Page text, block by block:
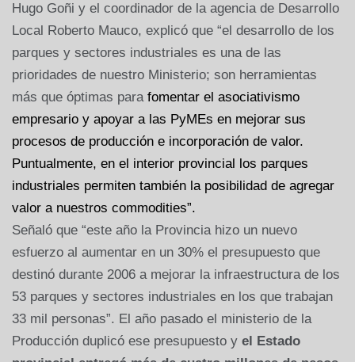
Hugo Goñi y el coordinador de la agencia de Desarrollo
Local Roberto Mauco, explicó que “el desarrollo de los
parques y sectores industriales es una de las
prioridades de nuestro Ministerio; son herramientas
más que óptimas para fomentar el asociativismo
empresario y apoyar a las PyMEs en mejorar sus
procesos de producción e incorporación de valor.
Puntualmente, en el interior provincial los parques
industriales permiten también la posibilidad de agregar
valor a nuestros commodities”.
Señaló que “este año la Provincia hizo un nuevo
esfuerzo al aumentar en un 30% el presupuesto que
destinó durante 2006 a mejorar la infraestructura de los
53 parques y sectores industriales en los que trabajan
33 mil personas”. El año pasado el ministerio de la
Producción duplicó ese presupuesto y el Estado